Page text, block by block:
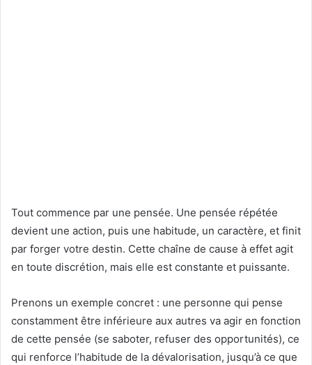
Tout commence par une pensée. Une pensée répétée
devient une action, puis une habitude, un caractère, et finit
par forger votre destin. Cette chaîne de cause à effet agit
en toute discrétion, mais elle est constante et puissante.
Prenons un exemple concret : une personne qui pense
constamment être inférieure aux autres va agir en fonction
de cette pensée (se saboter, refuser des opportunités), ce
qui renforce l’habitude de la dévalorisation, jusqu’à ce que